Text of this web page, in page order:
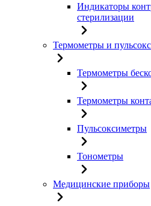
Индикаторы
стерилизации
Термометры и
Термометры
Термометры
Пульсоксиметры
Тонометры
Медицинские приборы